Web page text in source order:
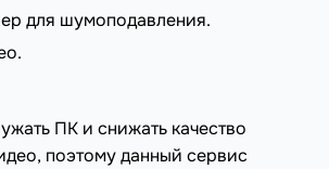
для шумоподавления.
ПК и снижать качество
поэтому данный сервис